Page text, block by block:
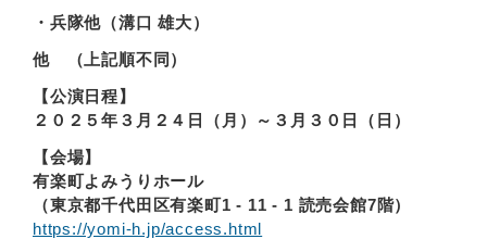
・兵隊他（溝口 雄大）
他 （上記順不同）
【公演日程】
２０２５年３月２４日（月）～３月３０日（日）
【会場】
有楽町よみうりホール
（東京都千代田区有楽町1 - 11 - 1 読売会館7階）
https://yomi-h.jp/access.html